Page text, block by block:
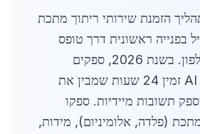
הזמנת שירותי ריתוך מתכת
בפנייה ראשונית דרך טופס
מקוון או שיחת טלפון. בשנת 2026, ספקים
מציעים צ'אטבוט AI זמין 24 שעות שמבין את
תשובות מיידיות. ספקו
(פלדה, אלומיניום), מידות,